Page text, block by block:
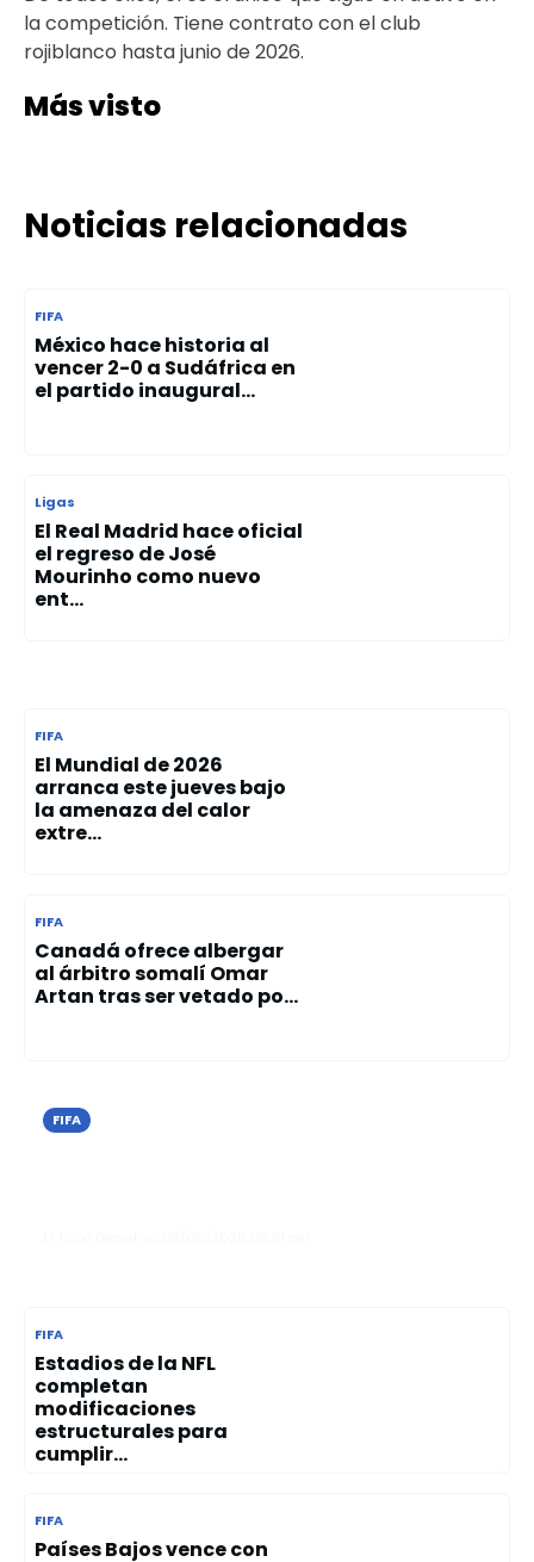
la competición. Tiene contrato con el club
rojiblanco hasta junio de 2026.
Más visto
Noticias relacionadas
FIFA
México hace historia al
vencer 2-0 a Sudáfrica en
el partido inaugural...
Ligas
El Real Madrid hace oficial
el regreso de José
Mourinho como nuevo
ent...
FIFA
El Mundial de 2026
arranca este jueves bajo
la amenaza del calor
extre...
FIFA
Canadá ofrece albergar
al árbitro somalí Omar
Artan tras ser vetado po...
FIFA
FIFA
Estadios de la NFL
completan
modificaciones
estructurales para
cumplir...
FIFA
Países Bajos vence con